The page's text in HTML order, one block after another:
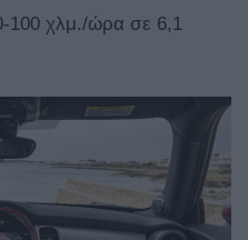
100 χλμ./ώρα σε 6,1